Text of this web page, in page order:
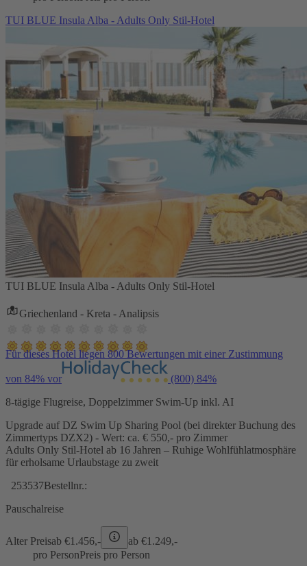
TUI BLUE Insula Alba - Adults Only Stil-Hotel
TUI BLUE Insula Alba - Adults Only Stil-Hotel
Griechenland - Kreta - Analipsis
Für dieses Hotel liegen 800 Bewertungen mit einer Zustimmung
von 84% vor (800) 84%
8-tägige Flugreise, Doppelzimmer Swim-Up inkl. AI
Upgrade auf DZ Swim Up Sharing Pool (bei direkter Buchung des
Zimmertyps DZX2) - Wert: ca. € 550,- pro Zimmer
Adults Only Stil-Hotel ab 16 Jahren – Ruhige Wohlfühlatmosphäre
für erholsame Urlaubstage zu zweit
253537Bestellnr.:
Pauschalreise
Alter Preisab €1.456,- ab €1.249,-
pro PersonPreis pro Person